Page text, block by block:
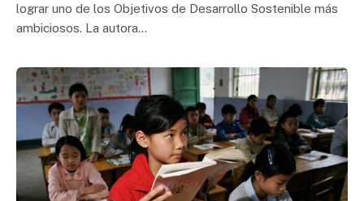
lograr uno de los Objetivos de Desarrollo Sostenible más
ambiciosos. La autora…